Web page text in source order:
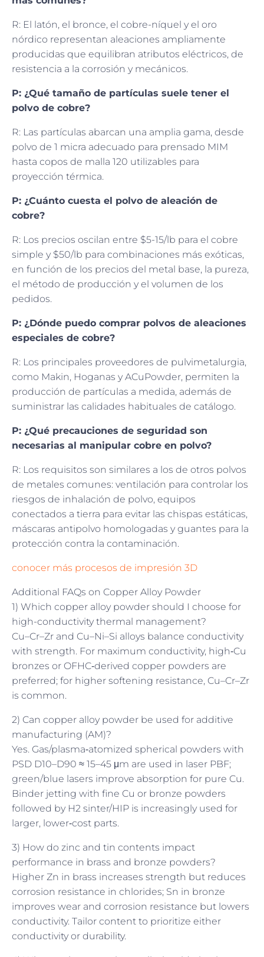
R: El latón, el bronce, el cobre-níquel y el oro
nórdico representan aleaciones ampliamente
producidas que equilibran atributos eléctricos, de
resistencia a la corrosión y mecánicos.
P: ¿Qué tamaño de partículas suele tener el
polvo de cobre?
R: Las partículas abarcan una amplia gama, desde
polvo de 1 micra adecuado para prensado MIM
hasta copos de malla 120 utilizables para
proyección térmica.
P: ¿Cuánto cuesta el polvo de aleación de
cobre?
R: Los precios oscilan entre $5-15/lb para el cobre
simple y $50/lb para combinaciones más exóticas,
en función de los precios del metal base, la pureza,
el método de producción y el volumen de los
pedidos.
P: ¿Dónde puedo comprar polvos de aleaciones
especiales de cobre?
R: Los principales proveedores de pulvimetalurgia,
como Makin, Hoganas y ACuPowder, permiten la
producción de partículas a medida, además de
suministrar las calidades habituales de catálogo.
P: ¿Qué precauciones de seguridad son
necesarias al manipular cobre en polvo?
R: Los requisitos son similares a los de otros polvos
de metales comunes: ventilación para controlar los
riesgos de inhalación de polvo, equipos
conectados a tierra para evitar las chispas estáticas,
máscaras antipolvo homologadas y guantes para la
protección contra la contaminación.
conocer más procesos de impresión 3D
Additional FAQs on Copper Alloy Powder
1) Which copper alloy powder should I choose for
high-conductivity thermal management?
Cu–Cr–Zr and Cu–Ni–Si alloys balance conductivity
with strength. For maximum conductivity, high‑Cu
bronzes or OFHC‑derived copper powders are
preferred; for higher softening resistance, Cu–Cr–Zr
is common.
2) Can copper alloy powder be used for additive
manufacturing (AM)?
Yes. Gas/plasma‑atomized spherical powders with
PSD D10–D90 ≈ 15–45 μm are used in laser PBF;
green/blue lasers improve absorption for pure Cu.
Binder jetting with fine Cu or bronze powders
followed by H2 sinter/HIP is increasingly used for
larger, lower‑cost parts.
3) How do zinc and tin contents impact
performance in brass and bronze powders?
Higher Zn in brass increases strength but reduces
corrosion resistance in chlorides; Sn in bronze
improves wear and corrosion resistance but lowers
conductivity. Tailor content to prioritize either
conductivity or durability.